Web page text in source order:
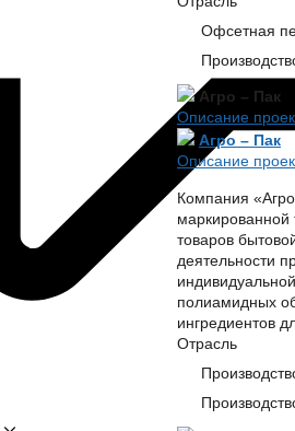
Офсетная
Агро – Пак
Описание
Агро – Пак
Описание
Компания
маркированной
товаров
деятельности
полиамидных
ингредиентов
Отрасль